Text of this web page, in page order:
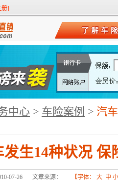
册]
中心 > 车险案例 > 汽
发生14种状况 保
07-26 文章来源： 【字体： 大 中 小